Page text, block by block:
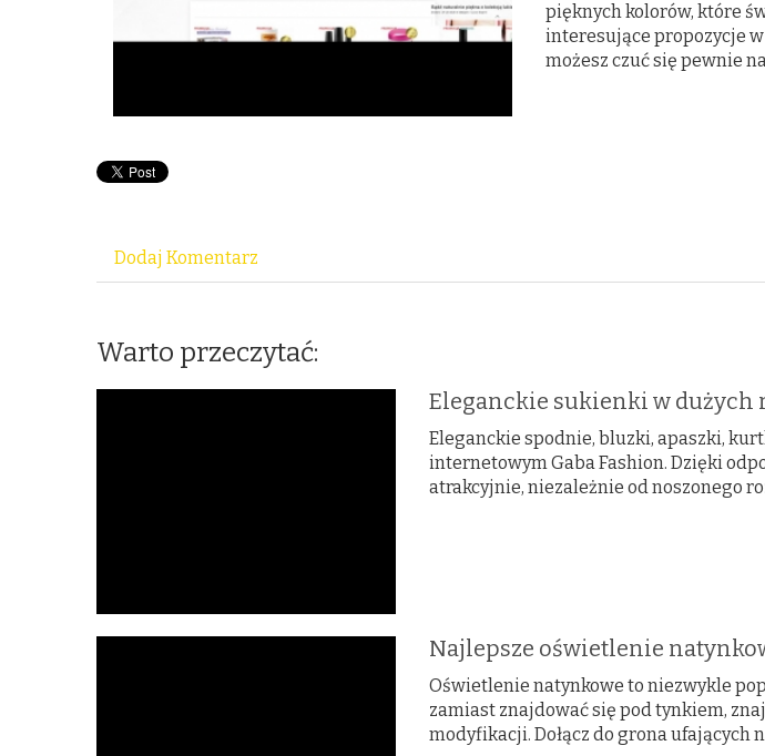
pięknych kolorów, które
interesujące propozycje
możesz czuć się pewnie
Dodaj Komentarz
Warto przeczytać:
Eleganckie sukienki w dużych
Eleganckie spodnie, bluzki, apaszki,
internetowym Gaba Fashion. Dzięki
atrakcyjnie, niezależnie od noszonego
Najlepsze oświetlenie
Oświetlenie natynkowe to niezwykle
zamiast znajdować się pod tynkiem,
modyfikacji. Dołącz do grona ufających